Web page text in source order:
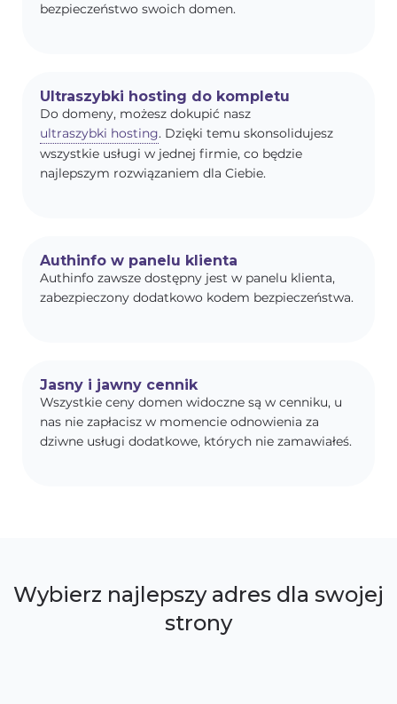
bezpieczeństwo swoich domen.
Ultraszybki hosting do kompletu
Do domeny, możesz dokupić nasz
ultraszybki hosting. Dzięki temu skonsolidujesz
wszystkie usługi w jednej firmie, co będzie
najlepszym rozwiązaniem dla Ciebie.
Authinfo w panelu klienta
Authinfo zawsze dostępny jest w panelu klienta,
zabezpieczony dodatkowo kodem bezpieczeństwa.
Jasny i jawny cennik
Wszystkie ceny domen widoczne są w cenniku, u
nas nie zapłacisz w momencie odnowienia za
dziwne usługi dodatkowe, których nie zamawiałeś.
Wybierz najlepszy adres dla swojej
strony